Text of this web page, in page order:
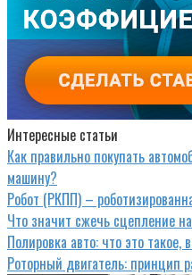
Интересные статьи
Как правильно покупать
машину?
Робот (РКПП) –
Что значит сжечь сцепление
Полировка авто: что это
Роторный двигатель: принцип